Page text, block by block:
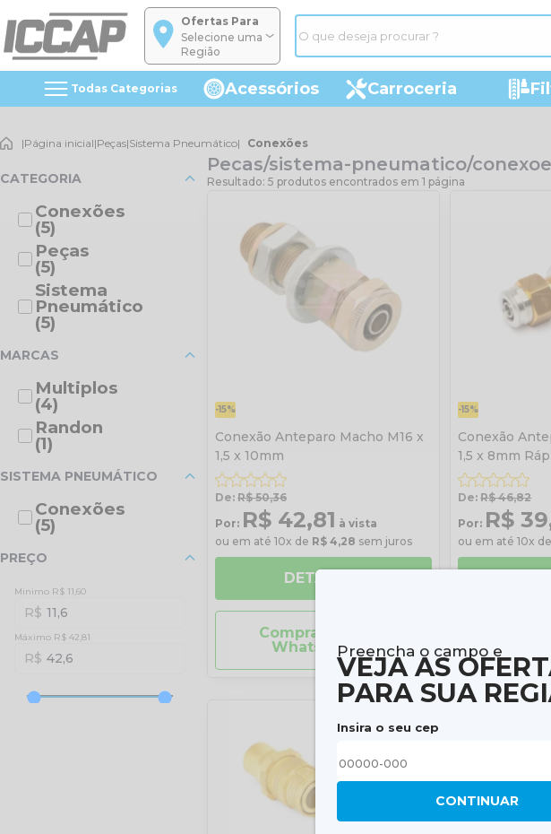
Ofertas Para
Selecione uma
Região
Preencha o campo e
VEJA AS
PARA SUA
Insira o seu cep
CONTINUAR
Todas Categorias Acessórios Carroceria
|Página inicial|Peças|Sistema Pneumático| Conexões
CATEGORIA
Conexões
(5)
Peças
(5)
Sistema
Pneumático
(5)
MARCAS
Multiplos
(4)
Randon
(1)
SISTEMA PNEUMÁTICO
Conexões
(5)
PREÇO
Minimo R$ 11,60
11,6
Máximo R$ 42,81
42,6
Pecas/sistema-pneumatico/
Resultado: 5 produtos encontrados em 1 página
-15%
Conexão Anteparo Macho M16 x
1,5 x 10mm
De: R$ 50,36
Por: R$ 42,81 à vista
ou em até 10x de R$ 4,28 sem juros
DETALHES
Comprar pelo
Whatsapp
-15%
Conexão
1,5 x 8mm
De:R$ 46,82
Por: R$
ou em até 10x de